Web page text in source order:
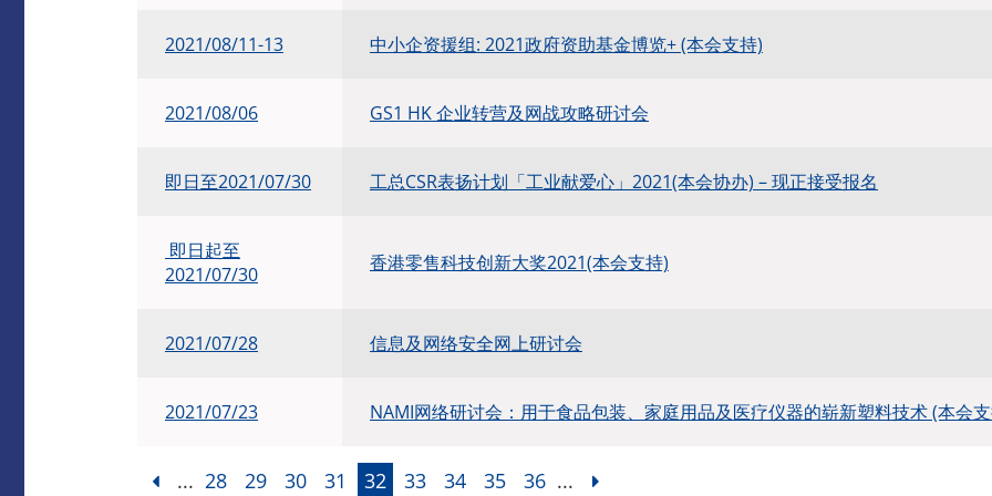
2021/08/11-13 中小企资援组: 2021政府资助基金博览+ (本会支持)
2021/08/06 GS1 HK 企业转营及网战攻略研讨会
即日至2021/07/30 工总CSR表扬计划「工业献爱心」2021(本会协办) – 现正接受报名
即日起至
2021/07/30
香港零售科技创新大奖2021(本会支持)
2021/07/28 信息及网络安全网上研讨会
2021/07/23 NAMI网络研讨会：用于食品包装、家庭用品及医疗仪器的崭新塑料技术 (本会
... 28 29 30 31 32 33 34 35 36 ...